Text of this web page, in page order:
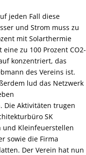
jeden Fall diese
und Strom muss zu
mit Solarthermie
zu 100 Prozent CO2-
konzentriert, das
des Vereins ist.
lud das Netzwerk
Die Aktivitäten trugen
SK
und Kleinfeuerstellen
sowie die Firma
Der Verein hat nun